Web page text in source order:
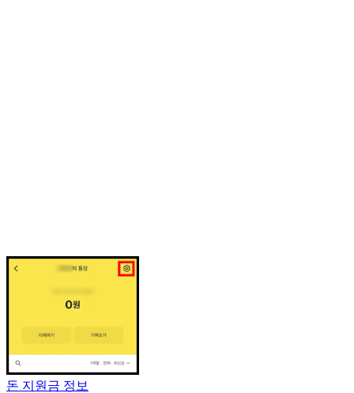
돈 지원금 정보